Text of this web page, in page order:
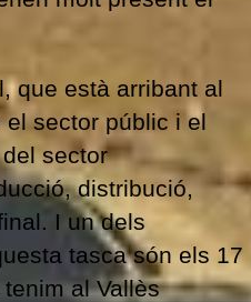
que està arribant al
sector públic i el
sector
distribució,
I un dels
tasca són els 17
al Vallès